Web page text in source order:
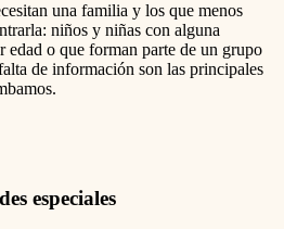
una familia y los que menos
niños y niñas con alguna
edad o que forman parte de un grupo
de información son las principales
especiales